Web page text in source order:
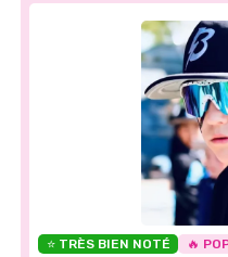
⭐ TRÈS BIEN NOTÉ 🔥